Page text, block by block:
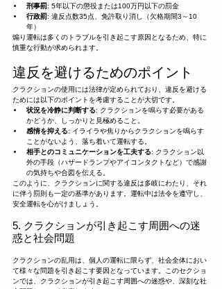
刑事罰: 5年以下の懲役または100万円以下の罰金
行政罰: 違反点数35点、免許取り消し（欠格期間3～10
年）
煽り運転は多くのトラブルを引き起こす原因となるため、特に
慎重な行動が求められます。
違反を避けるためのポイント
クラクションの使用には法律が定められており、違反を避ける
ためには以下のポイントを考慮することが大切です。
状況を冷静に判断する: クラクションを鳴らす必要がある
かどうか、しっかりと見極めること。
感情を抑える: イライラや焦りからクラクションを鳴らす
ことがないよう、落ち着いて運転する。
相手とのコミュニケーションを工夫する: クラクション以
外の手段（ハザードランプやアイコンタクトなど）で感謝
の気持ちや合図を伝える。
このように、クラクションに関する違反は多岐にわたり、それ
に伴う罰則も一定の基準があります。運転中は法令を遵守し、
安全運転を心がけましょう。
5. クラクションが引き起こす周囲への迷
惑と社会問題
クラクションの乱用は、個人の運転に限らず、社会全体におい
て様々な問題を引き起こす要因となっています。このセクショ
ンでは、クラクションが引き起こす周囲への迷惑や、深刻な社